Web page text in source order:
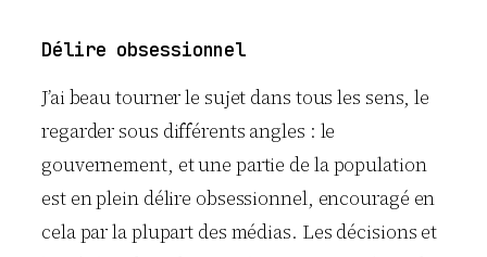
Délire obsessionnel
J’ai beau tourner le sujet dans tous les sens, le
regarder sous différents angles : le
gouvernement, et une partie de la population
est en plein délire obsessionnel, encouragé en
cela par la plupart des médias. Les décisions et